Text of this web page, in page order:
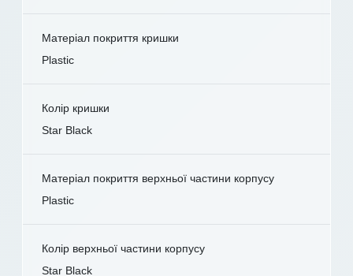
Матеріал покриття кришки
Plastic
Колір кришки
Star Black
Матеріал покриття верхньої частини корпусу
Plastic
Колір верхньої частини корпусу
Star Black